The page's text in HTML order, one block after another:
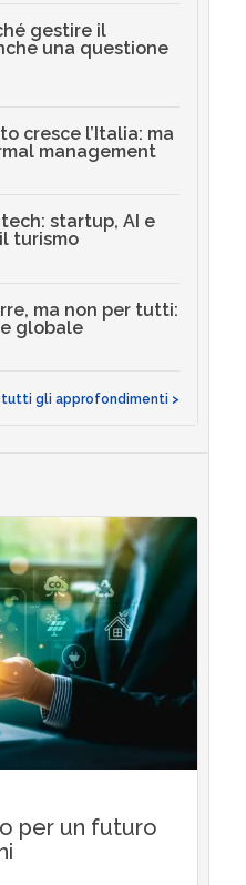
gestire il
una questione
cresce l’Italia: ma
management
startup, AI e
turismo
ma non per tutti:
globale
tutti gli approfondimenti >
per un futuro